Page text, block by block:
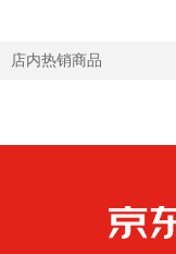
店内热销商品